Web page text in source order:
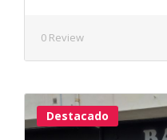
0 Review
Destacado